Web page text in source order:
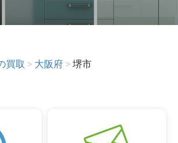
買取 > 大阪府 > 堺市